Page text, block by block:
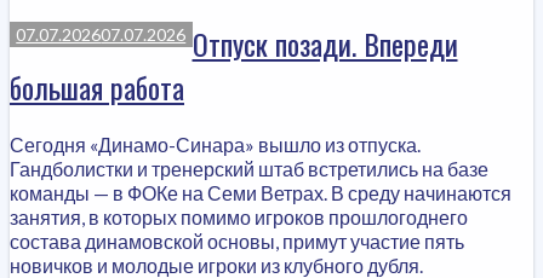
07.07.202607.07.2026 Отпуск позади. Впереди
большая работа
Сегодня «Динамо-Синара» вышло из отпуска.
Гандболистки и тренерский штаб встретились на базе
команды — в ФОКе на Семи Ветрах. В среду начинаются
занятия, в которых помимо игроков прошлогоднего
состава динамовской основы, примут участие пять
новичков и молодые игроки из клубного дубля.